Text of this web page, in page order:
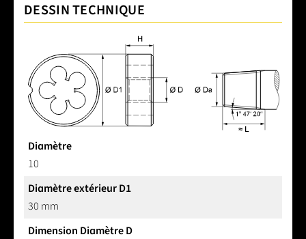
DESSIN TECHNIQUE
Diamètre
10
Diamètre extérieur D1
30 mm
Dimension Diamètre D